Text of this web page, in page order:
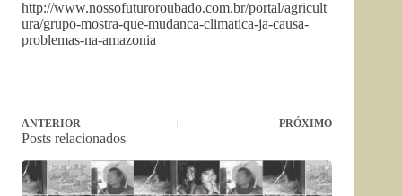
http://www.nossofuturoroubado.com.br/portal/agricult
ura/grupo-mostra-que-mudanca-climatica-ja-causa-
problemas-na-amazonia
ANTERIOR PRÓXIMO
Posts relacionados